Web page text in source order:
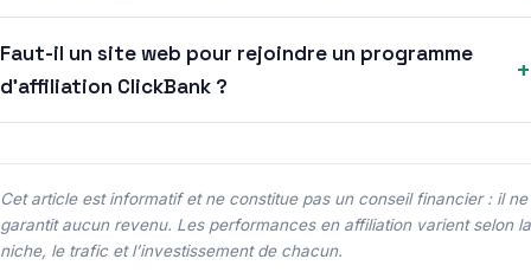
Faut-il un site web pour rejoindre un programme
d’affiliation ClickBank ?
+
Cet article est informatif et ne constitue pas un conseil financier : il ne
garantit aucun revenu. Les performances en affiliation varient selon la
niche, le trafic et l’investissement de chacun.